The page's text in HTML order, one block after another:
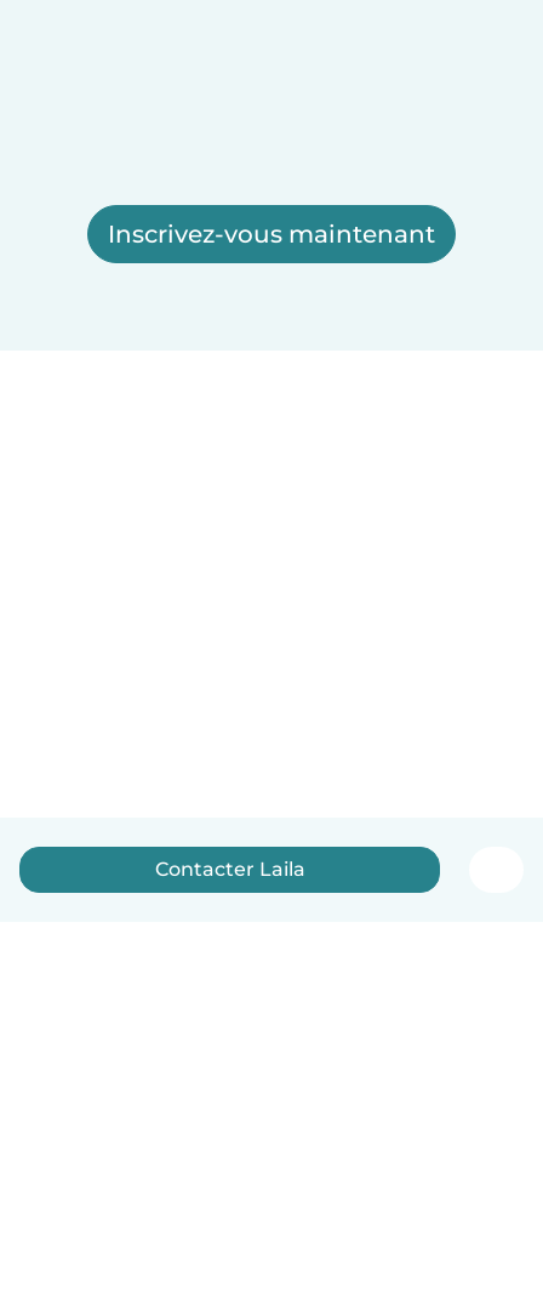
Inscrivez-vous maintenant
Contacter Laila